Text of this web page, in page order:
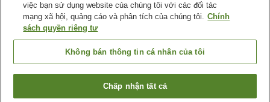
Tiện nghi chỗ nghỉ
Bãi đỗ xe
Xông hơi
Phòng tập gym
Tỉnh Nagasaki
Tìm phòng trống
việc bạn sử dụng website của chúng tôi với các đối tác
mạng xã hội, quảng cáo và phân tích của chúng tôi. Chính
sách quyền riêng tư
Không bán thông tin cá nhân của tôi
Chấp nhận tất cả